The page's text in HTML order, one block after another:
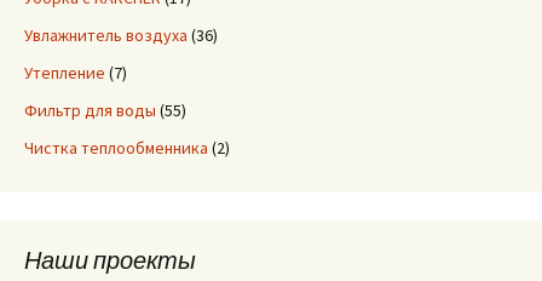
Увлажнитель воздуха (36)
Утепление (7)
Фильтр для воды (55)
Чистка теплообменника (2)
Наши проекты